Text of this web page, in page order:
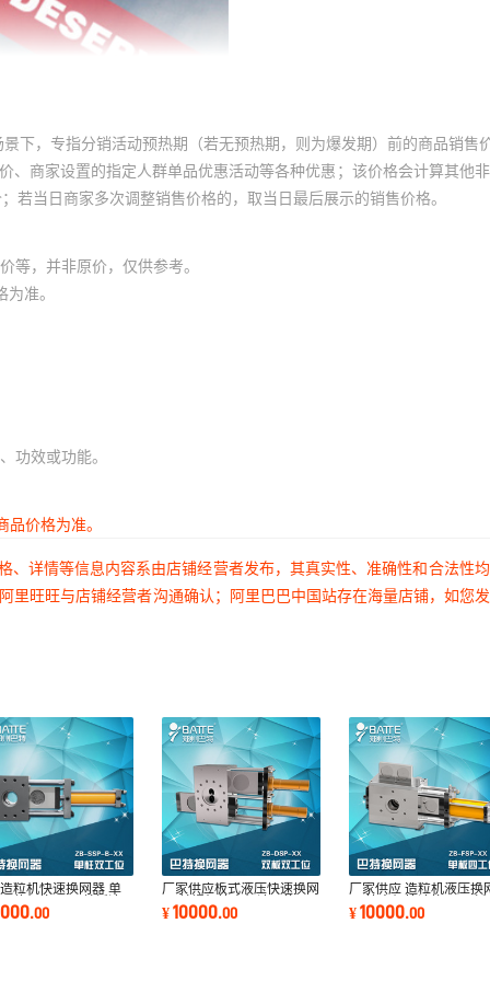
下，专指分销活动预热期（若无预热期，则为爆发期）前的商品销售
商家设置的指定人群单品优惠活动等各种优惠；该价格会计算其他
当日商家多次调整销售价格的，取当日最后展示的销售价格。
等，并非原价，仅供参考。
准。
功效或功能。
价格为准。
详情等信息内容系由店铺经营者发布，其真实性、准确性和合法性
旺旺与店铺经营者沟通确认；阿里巴巴中国站存在海量店铺，如您
粒机快速换网器 单
停机换网器 单板液
器 .00
厂家供应板式液压快速换网
器 单螺杆挤出机液压换网
器
¥10000.00
厂家供应 造粒机液压换
器 挤出机快速换网器 板
液压换网器
¥10000.00